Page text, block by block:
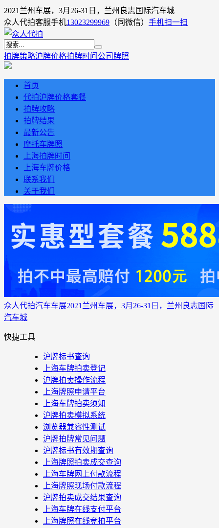
2021兰州车展，3月26-31日，兰州良志国际汽车城
众人代拍客服手机13023299969 （同微信） 手机扫一扫
拍牌策略沪牌价格拍牌时间 公司牌照
首页
代拍沪牌价格套餐
拍牌攻略
拍牌结果
最新公告
摩托车牌照
上海拍牌时间
上海车牌价格
联系我们
关于我们
众人代拍汽车车展2021兰州车展，3月26-31日，兰州良志国际
汽车城
快捷工具
沪牌标书查询
上海车牌拍卖登记
沪牌拍卖操作流程
上海牌照申请平台
上海车牌拍卖须知
沪牌拍卖模拟系统
浏览器兼容性测试
沪牌拍牌常见问题
沪牌标书有效期查询
上海牌照拍卖成交查询
上海车牌网上付款流程
上海牌照现场付款流程
沪牌拍卖成交结果查询
上海车牌在线支付平台
上海牌照在线竞拍平台